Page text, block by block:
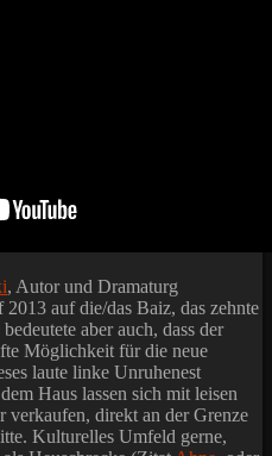
, Autor und Dramaturg
2013 auf die/das Baiz, das zehnte
aber auch, dass der
Möglichkeit für die neue
laute linke Unruhenest
Haus lassen sich mit leisen
verkaufen, direkt an der Grenze
Kulturelles Umfeld gerne,